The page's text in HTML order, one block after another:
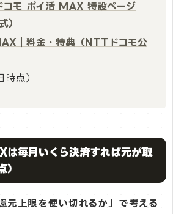
コモ ポイ活 MAX 特設ページ
）
｜料金・特典（NTTドコモ公
点）
は毎月いくら決済すれば元が取
）
元上限を使い切れるか」で考える